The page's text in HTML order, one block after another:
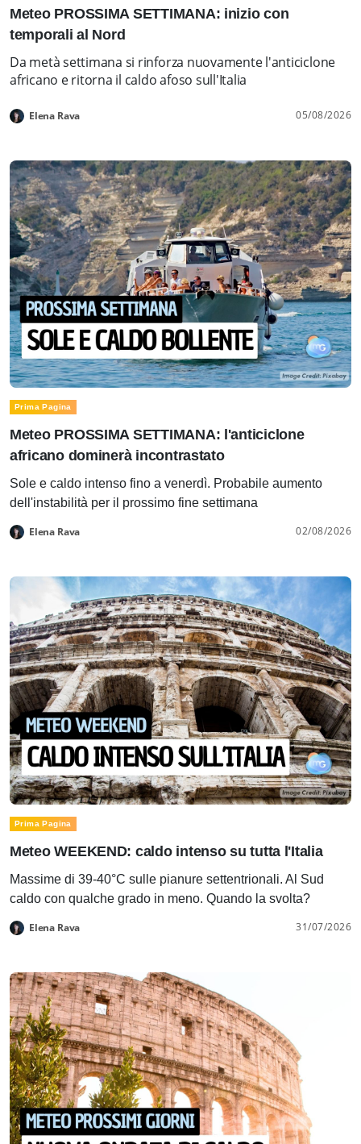
Meteo PROSSIMA SETTIMANA: inizio con
temporali al Nord
Da metà settimana si rinforza nuovamente l'anticiclone
africano e ritorna il caldo afoso sull'Italia
Elena Rava 05/08/2026
Prima Pagina
Meteo PROSSIMA SETTIMANA: l'anticiclone
africano dominerà incontrastato
Sole e caldo intenso fino a venerdì. Probabile aumento
dell'instabilità per il prossimo fine settimana
Elena Rava 02/08/2026
Prima Pagina
Meteo WEEKEND: caldo intenso su tutta l'Italia
Massime di 39-40°C sulle pianure settentrionali. Al Sud
caldo con qualche grado in meno. Quando la svolta?
Elena Rava 31/07/2026